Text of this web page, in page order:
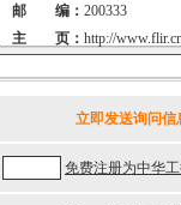
邮 编： 200333
主 页： http://
立即发送询问信
免费注册为中华